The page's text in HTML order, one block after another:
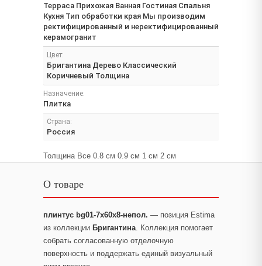
Терраса Прихожая Ванная Гостиная Спальня
Кухня Тип обработки края Мы производим
ректифицированный и неректифицированный
керамогранит
Цвет:
Бригантина Дерево Классический
Коричневый Толщина
Назначение:
Плитка
Страна:
Россия
Толщина Все 0.8 см 0.9 см 1 см 2 см
О товаре
плинтус bg01-7x60x8-непол. — позиция Estima
из коллекции Бригантина. Коллекция помогает
собрать согласованную отделочную
поверхность и поддержать единый визуальный